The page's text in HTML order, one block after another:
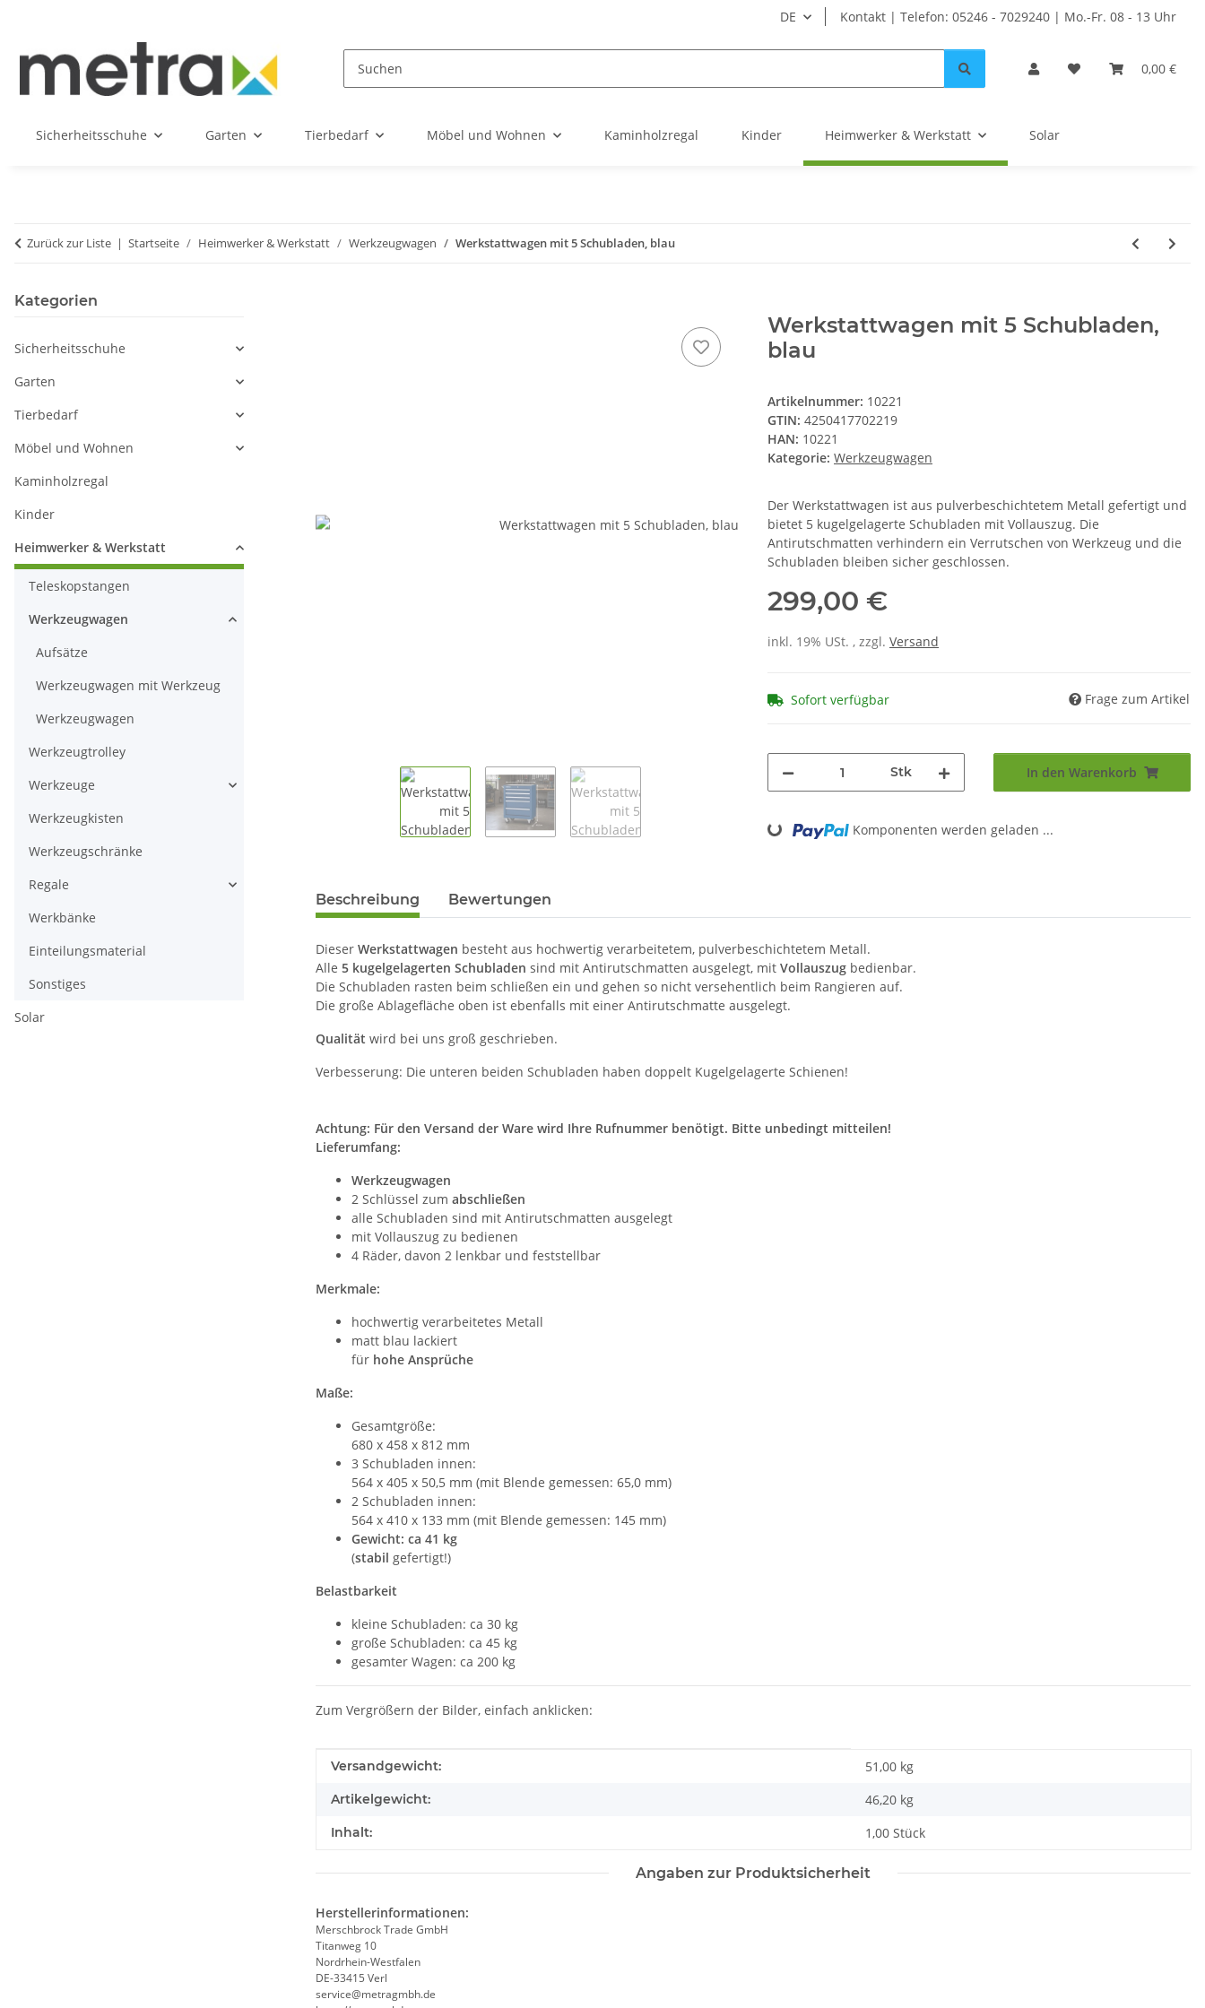
DE Kontakt | Telefon: 05246 - 7029240 | Mo.-Fr. 08 - 13 Uhr
0,00 €
Sicherheitsschuhe Garten Tierbedarf Möbel und Wohnen Kaminholzregal Kinder Heimwerker & Werkstatt Solar
Zurück zur Liste Startseite Heimwerker & Werkstatt Werkzeugwagen Werkstattwagen mit 5 Schubladen, blau
Werkstattwagen mit 5 Schubladen,
blau
Artikelnummer: 10221
GTIN: 4250417702219
HAN: 10221
Kategorie: Werkzeugwagen
Der Werkstattwagen ist aus pulverbeschichtetem Metall gefertigt und
bietet 5 kugelgelagerte Schubladen mit Vollauszug. Die
Antirutschmatten verhindern ein Verrutschen von Werkzeug und die
Schubladen bleiben sicher geschlossen.
299,00 €
inkl. 19% USt. , zzgl. Versand
Sofort verfügbar Frage zum Artikel
Stk In den Warenkorb
Loading... Komponenten werden geladen ...
Beschreibung Bewertungen
Dieser Werkstattwagen besteht aus hochwertig verarbeitetem, pulverbeschichtetem Metall.
Alle 5 kugelgelagerten Schubladen sind mit Antirutschmatten ausgelegt, mit Vollauszug bedienbar.
Die Schubladen rasten beim schließen ein und gehen so nicht versehentlich beim Rangieren auf.
Die große Ablagefläche oben ist ebenfalls mit einer Antirutschmatte ausgelegt.
Qualität wird bei uns groß geschrieben.
Verbesserung: Die unteren beiden Schubladen haben doppelt Kugelgelagerte Schienen!
Achtung: Für den Versand der Ware wird Ihre Rufnummer benötigt. Bitte unbedingt mitteilen!
Lieferumfang:
Werkzeugwagen
2 Schlüssel zum abschließen
alle Schubladen sind mit Antirutschmatten ausgelegt
mit Vollauszug zu bedienen
4 Räder, davon 2 lenkbar und feststellbar
Merkmale:
hochwertig verarbeitetes Metall
matt blau lackiert
für hohe Ansprüche
Maße:
Gesamtgröße:
680 x 458 x 812 mm
3 Schubladen innen:
564 x 405 x 50,5 mm (mit Blende gemessen: 65,0 mm)
2 Schubladen innen:
564 x 410 x 133 mm (mit Blende gemessen: 145 mm)
Gewicht: ca 41 kg
(stabil gefertigt!)
Belastbarkeit
kleine Schubladen: ca 30 kg
große Schubladen: ca 45 kg
gesamter Wagen: ca 200 kg
Zum Vergrößern der Bilder, einfach anklicken:
Produkteigenschaft
Wert
Versandgewicht: 51,00 kg
Artikelgewicht: 46,20 kg
Inhalt: 1,00 Stück
Angaben zur Produktsicherheit
Herstellerinformationen:
Merschbrock Trade GmbH
Titanweg 10
Nordrhein-Westfalen
DE-33415 Verl
service@metragmbh.de
Kategorien
Sicherheitsschuhe
Garten
Tierbedarf
Möbel und Wohnen
Kaminholzregal
Kinder
Heimwerker & Werkstatt
Teleskopstangen
Werkzeugwagen
Aufsätze
Werkzeugwagen mit Werkzeug
Werkzeugwagen
Werkzeugtrolley
Werkzeuge
Werkzeugkisten
Werkzeugschränke
Regale
Werkbänke
Einteilungsmaterial
Sonstiges
Solar